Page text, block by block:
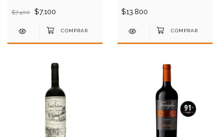
$7.400 $7.100 $13.800